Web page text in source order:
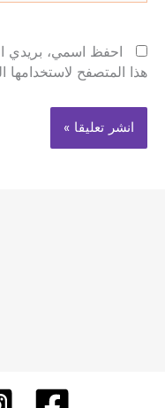
احفظ اسمي، بريدي
هذا المتصفح لاستخدامها